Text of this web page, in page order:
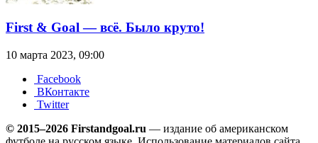
First & Goal — всё. Было круто!
10 марта 2023, 09:00
Facebook
ВКонтакте
Twitter
© 2015–2026 Firstandgoal.ru — издание об американском